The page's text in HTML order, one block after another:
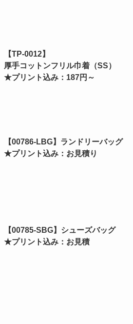
【TP-0012】
厚手コットンフリル巾着（SS）
★プリント込み：187円～
【00786-LBG】ランドリーバッグ
★プリント込み：お見積り
【00785-SBG】シューズバッグ
★プリント込み：お見積